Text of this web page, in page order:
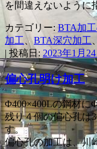
を間違えないように
カテゴリー: BTA加
加工 、BTA深穴加工
| 投稿日: 2023年1月
偏心孔明け加工
Φ400×400Lの鋼材に
残り４個の偏心孔は
す。
偏心孔の加工は、川